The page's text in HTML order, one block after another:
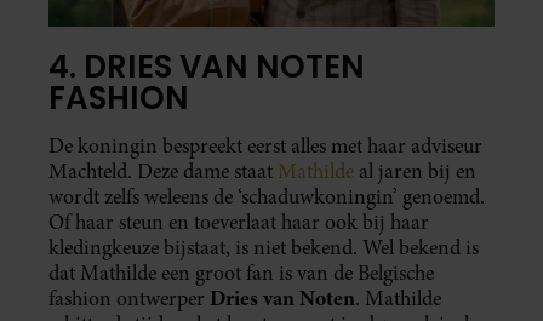
4. DRIES VAN NOTEN
FASHION
De koningin bespreekt eerst alles met haar adviseur
Machteld. Deze dame staat Mathilde al jaren bij en
wordt zelfs weleens de ‘schaduwkoningin’ genoemd.
Of haar steun en toeverlaat haar ook bij haar
kledingkeuze bijstaat, is niet bekend. Wel bekend is
dat Mathilde een groot fan is van de Belgische
fashion ontwerper Dries van Noten. Mathilde